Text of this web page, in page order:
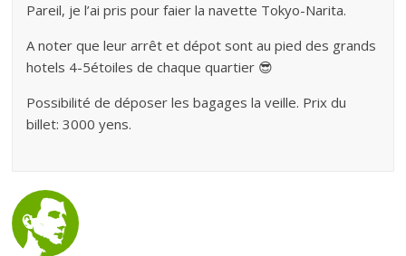
Pareil, je l’ai pris pour faier la navette Tokyo-Narita.
A noter que leur arrêt et dépot sont au pied des grands
hotels 4-5étoiles de chaque quartier 😎
Possibilité de déposer les bagages la veille. Prix du
billet: 3000 yens.